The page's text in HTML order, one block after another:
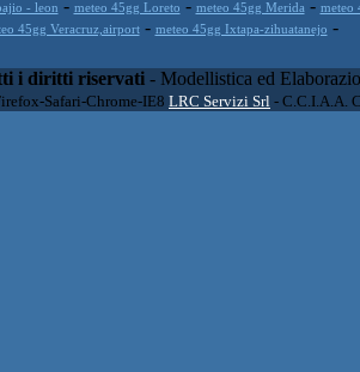
- leon - meteo 45gg Loreto - meteo 45gg Merida - meteo
45gg Veracruz,airport- meteo 45gg Ixtapa-zihuatanejo -
i diritti riservati - Modellistica ed
Safari-Chrome-IE8 LRC Servizi Srl - C.C.I.A.A.